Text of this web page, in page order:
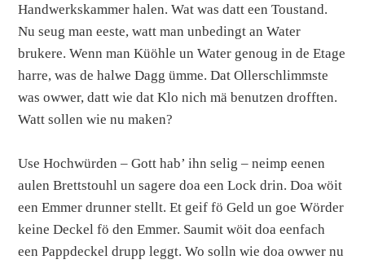
Handwerkskammer halen. Wat was datt een Toustand.
Nu seug man eeste, watt man unbedingt an Water
brukere. Wenn man Küöhle un Water genoug in de Etage
harre, was de halwe Dagg ümme. Dat Ollerschlimmste
was owwer, datt wie dat Klo nich mä benutzen drofften.
Watt sollen wie nu maken?
Use Hochwürden – Gott hab’ ihn selig – neimp eenen
aulen Brettstouhl un sagere doa een Lock drin. Doa wöit
een Emmer drunner stellt. Et geif fö Geld un goe Wörder
keine Deckel fö den Emmer. Saumit wöit doa eenfach
een Pappdeckel drupp leggt. Wo solln wie doa owwer nu